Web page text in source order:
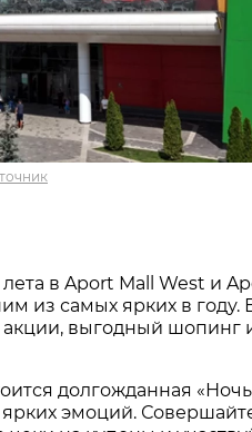
в Aport Mall West и
из самых ярких в году.
выгодный шопинг
долгожданная
эмоций.